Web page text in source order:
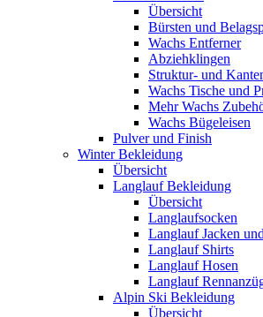
Übersicht
Bürsten und
Wachs Entferner
Abziehklingen
Struktur- und
Wachs Tische und
Mehr Wachs
Wachs Bügeleisen
Pulver und Finish
Winter Bekleidung
Übersicht
Langlauf Bekleidung
Übersicht
Langlaufsocken
Langlauf Jacken
Langlauf Shirts
Langlauf Hosen
Langlauf
Alpin Ski Bekleidung
Übersicht